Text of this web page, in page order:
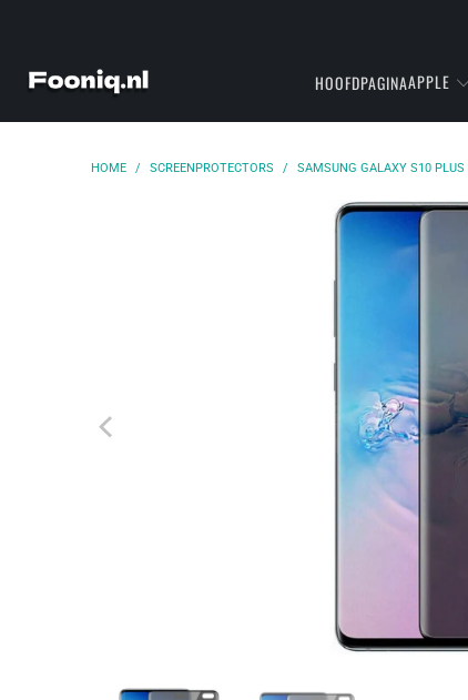
HOOFDPAGINAAPPLE
HOME / SCREENPROTECTORS / SAMSUNG GALAXY S10 PLUS